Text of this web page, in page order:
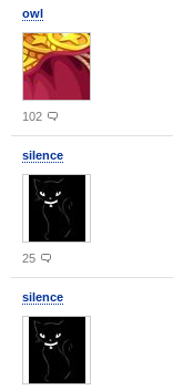
owl
102
silence
25
silence